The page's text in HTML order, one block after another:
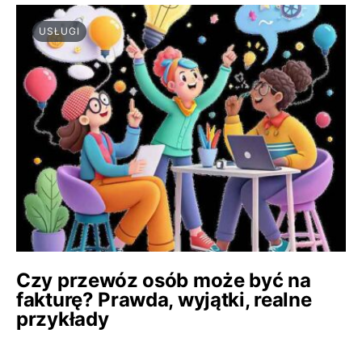
USŁUGI
Czy przewóz osób może być na
fakturę? Prawda, wyjątki, realne
przykłady